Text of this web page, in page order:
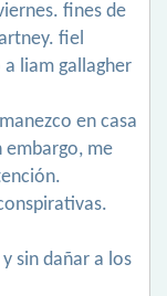
fines de
fiel
liam gallagher
en casa
embargo, me
sin dañar a los